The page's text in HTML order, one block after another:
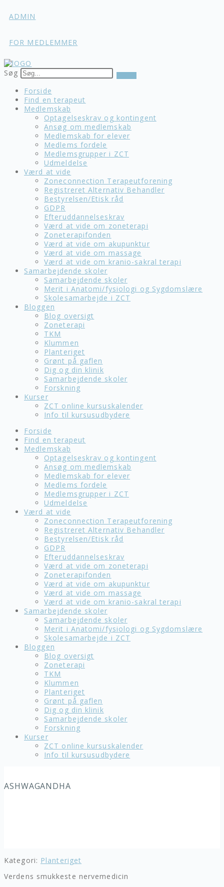
toADMIN
FOR MEDLEMMER
Søg
Forside
Find en terapeut
Medlemskab
Optagelseskrav og kontingent
Ansøg om medlemskab
Medlemskab for elever
Medlems fordele
Medlemsgrupper i ZCT
Udmeldelse
Værd at vide
Zoneconnection Terapeutforening
Registreret Alternativ Behandler
Bestyrelsen/Etisk råd
GDPR
Efteruddannelseskrav
Værd at vide om zoneterapi
Zoneterapifonden
Værd at vide om akupunktur
Værd at vide om massage
Værd at vide om kranio-sakral terapi
Samarbejdende skoler
Samarbejdende skoler
Merit i Anatomi/fysiologi og Sygdomslære
Skolesamarbejde i ZCT
Bloggen
Blog oversigt
Zoneterapi
TKM
Klummen
Planteriget
Grønt på gaflen
Dig og din klinik
Samarbejdende skoler
Forskning
Kurser
ZCT online kursuskalender
Info til kursusudbydere
Forside
Find en terapeut
Medlemskab
Optagelseskrav og kontingent
Ansøg om medlemskab
Medlemskab for elever
Medlems fordele
Medlemsgrupper i ZCT
Udmeldelse
Værd at vide
Zoneconnection Terapeutforening
Registreret Alternativ Behandler
Bestyrelsen/Etisk råd
GDPR
Efteruddannelseskrav
Værd at vide om zoneterapi
Zoneterapifonden
Værd at vide om akupunktur
Værd at vide om massage
Værd at vide om kranio-sakral terapi
Samarbejdende skoler
Samarbejdende skoler
Merit i Anatomi/fysiologi og Sygdomslære
Skolesamarbejde i ZCT
Bloggen
Blog oversigt
Zoneterapi
TKM
Klummen
Planteriget
Grønt på gaflen
Dig og din klinik
Samarbejdende skoler
Forskning
Kurser
ZCT online kursuskalender
Info til kursusudbydere
ASHWAGANDHA
Kategori: Planteriget
Verdens smukkeste nervemedicin